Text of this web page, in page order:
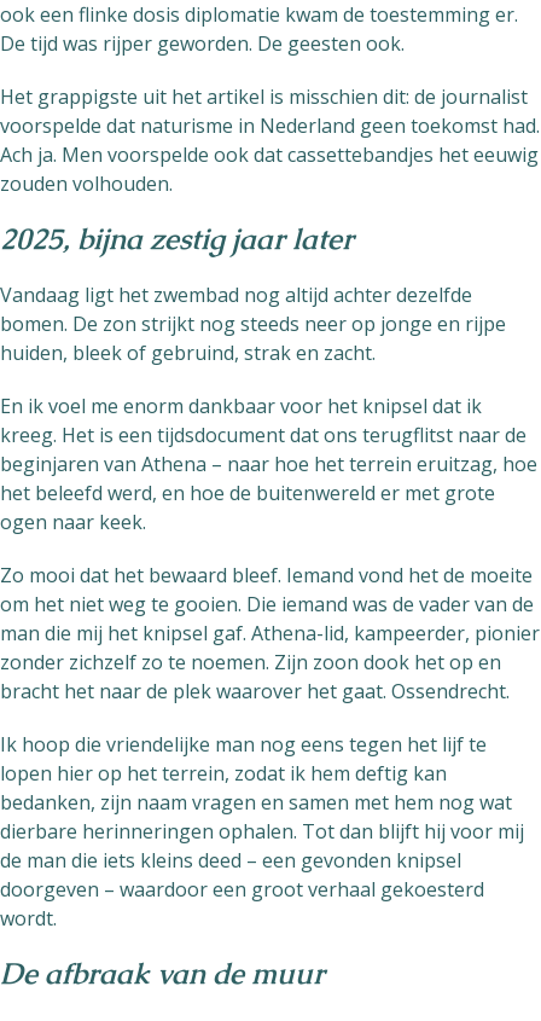
ook een flinke dosis diplomatie kwam de toestemming er.
De tijd was rijper geworden. De geesten ook.
Het grappigste uit het artikel is misschien dit: de journalist
voorspelde dat naturisme in Nederland geen toekomst had.
Ach ja. Men voorspelde ook dat cassettebandjes het eeuwig
zouden volhouden.
2025, bijna zestig jaar later
Vandaag ligt het zwembad nog altijd achter dezelfde
bomen. De zon strijkt nog steeds neer op jonge en rijpe
huiden, bleek of gebruind, strak en zacht.
En ik voel me enorm dankbaar voor het knipsel dat ik
kreeg. Het is een tijdsdocument dat ons terugflitst naar de
beginjaren van Athena – naar hoe het terrein eruitzag, hoe
het beleefd werd, en hoe de buitenwereld er met grote
ogen naar keek.
Zo mooi dat het bewaard bleef. Iemand vond het de moeite
om het niet weg te gooien. Die iemand was de vader van de
man die mij het knipsel gaf. Athena-lid, kampeerder, pionier
zonder zichzelf zo te noemen. Zijn zoon dook het op en
bracht het naar de plek waarover het gaat. Ossendrecht.
Ik hoop die vriendelijke man nog eens tegen het lijf te
lopen hier op het terrein, zodat ik hem deftig kan
bedanken, zijn naam vragen en samen met hem nog wat
dierbare herinneringen ophalen. Tot dan blijft hij voor mij
de man die iets kleins deed – een gevonden knipsel
doorgeven – waardoor een groot verhaal gekoesterd
wordt.
De afbraak van de muur